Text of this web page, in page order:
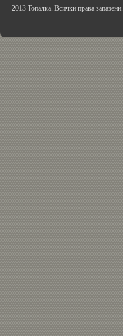
2013 Топалка. Всички права запазени.